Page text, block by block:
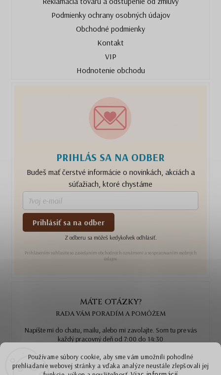
Používame súbory cookie, aby sme vám umožnili pohodlné
prehliadanie webovej stránky a vďaka analýze neustále zlepšovali jej
Podmienky ochrany osobných údajov
Obchodné podmienky
Kontakt
VIP
Hodnotenie obchodu
PRIHLÁS SA NA ODBER
Budeš mať čerstvé informácie o novinkách, akciách a
súťažiach, ktoré chystáme
Prihlásiť sa na odber
Z odberu sa môžeš kedykoľvek odhlásiť.
Prihlásením súhlasíte so zasielaním obchodných oznámení a so spracovaním osobných
údajov.
MÁTE OTÁZKY?
RADA VÁM PORADÍM A POMÔŽEM
Napíšte mi do chatu, mailu, alebo mi zavolajte. Som tu pre vás
každý pracovný deň od 7:00 do 14:30
mail -support@ammyla.sk